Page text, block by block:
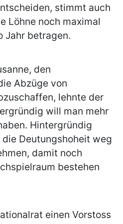
stimmt auch
Löhne noch maximal
Jahr betragen.
den
Abzüge von
lehnte der
will man mehr
Hintergründig
Deutungshoheit weg
damit noch
bestehen
einen Vorstoss